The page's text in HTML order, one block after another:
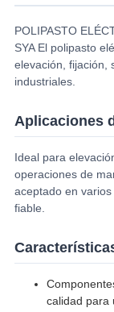
POLIPASTO
SYA El polipasto
elevación, fijación,
industriales.
Aplicaciones
Ideal para
operaciones de
aceptado en
fiable.
calidad para